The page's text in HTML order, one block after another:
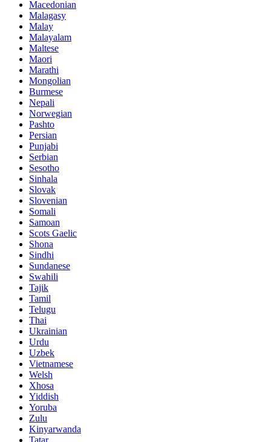
Macedonian
Malagasy
Malay
Malayalam
Maltese
Maori
Marathi
Mongolian
Burmese
Nepali
Norwegian
Pashto
Persian
Punjabi
Serbian
Sesotho
Sinhala
Slovak
Slovenian
Somali
Samoan
Scots Gaelic
Shona
Sindhi
Sundanese
Swahili
Tajik
Tamil
Telugu
Thai
Ukrainian
Urdu
Uzbek
Vietnamese
Welsh
Xhosa
Yiddish
Yoruba
Zulu
Kinyarwanda
Tatar